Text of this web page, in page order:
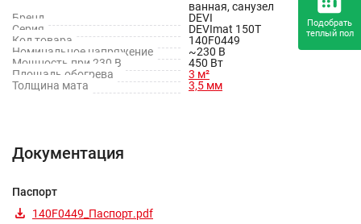
ванная, санузел
Бренд
DEVI
Серия
DEVImat 150T
Код товара
140F0449
Номинальное напряжение
~230 В
Мощность при 230 В
450 Вт
Площадь обогрева
3 м²
Толщина мата
3,5 мм
Документация
Паспорт
140F0449_Паспорт.pdf
Подобрать
теплый пол